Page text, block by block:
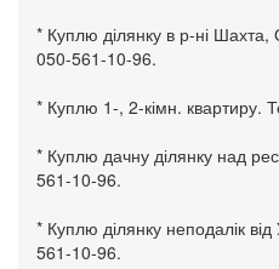
* Куплю ділянку в р-ні Шахта,
050-561-10-96.
* Куплю 1-, 2-кімн. квартиру.
* Куплю дачну ділянку над
561-10-96.
* Куплю ділянку неподалік
561-10-96.